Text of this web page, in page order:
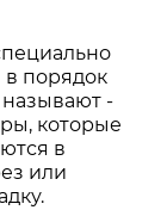
порядок
называют -
которые
в
или